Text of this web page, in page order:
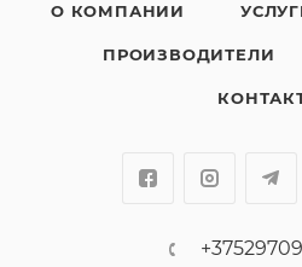
О КОМПАНИИ
ПРОИЗВОДИТЕЛИ